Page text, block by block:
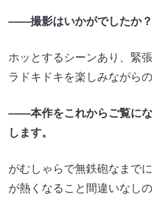
――撮影はいかがでしたか
ホッとするシーンあり、緊
ラドキドキを楽しみながら
――本作をこれからご覧に
します。
がむしゃらで無鉄砲なまで
が熱くなること間違いなし